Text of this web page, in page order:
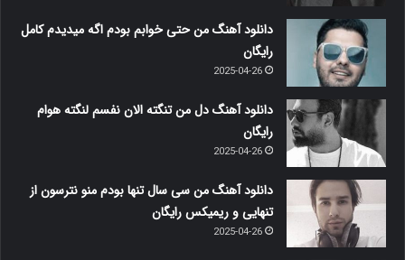
دانلود آهنگ من حتی خوابم بودم اگه میدیدم کامل
رایگان
2025-04-26
دانلود آهنگ دل من تنگته الان نفسم لنگته هوام
رایگان
2025-04-26
دانلود آهنگ من سی سال تنها بودم منو نترسون از
تنهایی و ریمیکس رایگان
2025-04-26